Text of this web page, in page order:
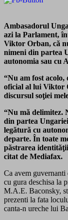
Ambasadorul
azi la Parlament,
Viktor Orban, că
nimeni din partea
autonomia sau cu
“Nu am fost acolo,
oficial al lui Viktor
discursul soţiei
“Nu mă delimitez.
din partea
legătură cu
departe. În toate
păstrarea
citat de Mediafax.
Ca avem guvernanti
cu gura deschisa la
M.A.E. Baconsky,
prezenti la fata
canta-n ureche lui